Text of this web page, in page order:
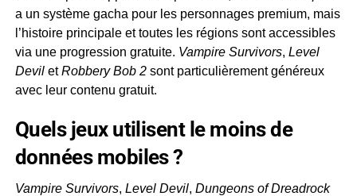
a un système gacha pour les personnages premium, mais
l’histoire principale et toutes les régions sont accessibles
via une progression gratuite. Vampire Survivors, Level
DeviletRobbery Bob 2sont particulièrement généreux
avec leur contenu gratuit.
Quels jeux utilisent le moins de
données mobiles ?
Vampire Survivors, Level Devil, Dungeons of Dreadrock